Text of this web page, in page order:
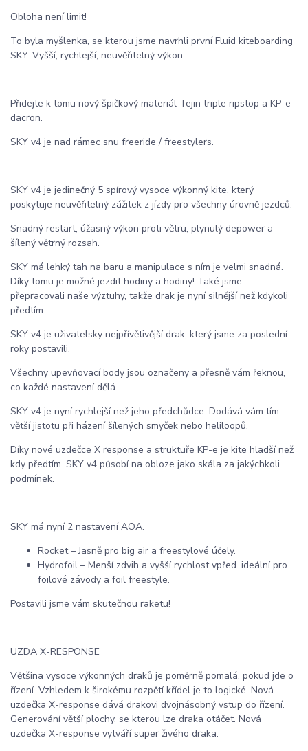
Obloha není limit!
To byla myšlenka, se kterou jsme navrhli první Fluid kiteboarding
SKY. Vyšší, rychlejší, neuvěřitelný výkon
Přidejte k tomu nový špičkový materiál Tejin triple ripstop a KP-e
dacron.
SKY v4 je nad rámec snu freeride / freestylers.
SKY v4 je jedinečný 5 spírový vysoce výkonný kite, který
poskytuje neuvěřitelný zážitek z jízdy pro všechny úrovně jezdců.
Snadný restart, úžasný výkon proti větru, plynulý depower a
šílený větrný rozsah.
SKY má lehký tah na baru a manipulace s ním je velmi snadná.
Díky tomu je možné jezdit hodiny a hodiny! Také jsme
přepracovali naše výztuhy, takže drak je nyní silnější než kdykoli
předtím.
SKY v4 je uživatelsky nejpřívětivější drak, který jsme za poslední
roky postavili.
Všechny upevňovací body jsou označeny a přesně vám řeknou,
co každé nastavení dělá.
SKY v4 je nyní rychlejší než jeho předchůdce. Dodává vám tím
větší jistotu při házení šílených smyček nebo heliloopů.
Díky nové uzdečce X response a struktuře KP-e je kite hladší než
kdy předtím. SKY v4 působí na obloze jako skála za jakýchkoli
podmínek.
SKY má nyní 2 nastavení AOA.
Rocket – Jasně pro big air a freestylové účely.
Hydrofoil – Menší zdvih a vyšší rychlost vpřed. ideální pro
foilové závody a foil freestyle.
Postavili jsme vám skutečnou raketu!
UZDA X-RESPONSE
Většina vysoce výkonných draků je poměrně pomalá, pokud jde o
řízení. Vzhledem k širokému rozpětí křídel je to logické. Nová
uzdečka X-response dává drakovi dvojnásobný vstup do řízení.
Generování větší plochy, se kterou lze draka otáčet. Nová
uzdečka X-response vytváří super živého draka.